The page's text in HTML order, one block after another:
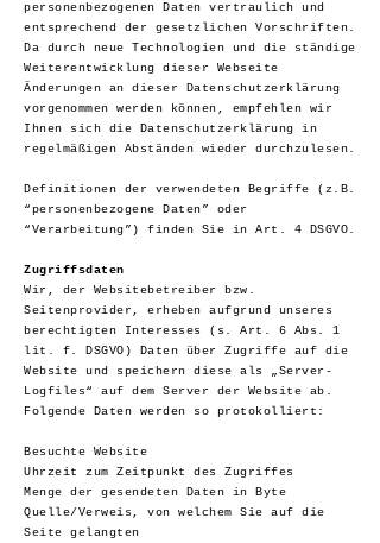
personenbezogenen Daten vertraulich und
entsprechend der gesetzlichen Vorschriften.
Da durch neue Technologien und die ständige
Weiterentwicklung dieser Webseite
Änderungen an dieser Datenschutzerklärung
vorgenommen werden können, empfehlen wir
Ihnen sich die Datenschutzerklärung in
regelmäßigen Abständen wieder durchzulesen.
Definitionen der verwendeten Begriffe (z.B.
“personenbezogene Daten” oder
“Verarbeitung”) finden Sie in Art. 4 DSGVO.
Zugriffsdaten
Wir, der Websitebetreiber bzw.
Seitenprovider, erheben aufgrund unseres
berechtigten Interesses (s. Art. 6 Abs. 1
lit. f. DSGVO) Daten über Zugriffe auf die
Website und speichern diese als „Server-
Logfiles“ auf dem Server der Website ab.
Folgende Daten werden so protokolliert:
Besuchte Website
Uhrzeit zum Zeitpunkt des Zugriffes
Menge der gesendeten Daten in Byte
Quelle/Verweis, von welchem Sie auf die
Seite gelangten